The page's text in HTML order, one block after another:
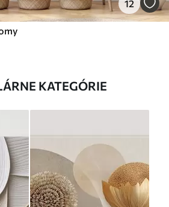
12
KATEGÓRIE